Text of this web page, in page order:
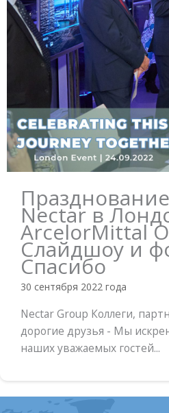
Nectar в
ArcelorMittal
Слайдшоу и
Спасибо
30 сентября 2022 года
Nectar Group Коллеги,
дорогие друзья - Мы
наших уважаемых гостей...